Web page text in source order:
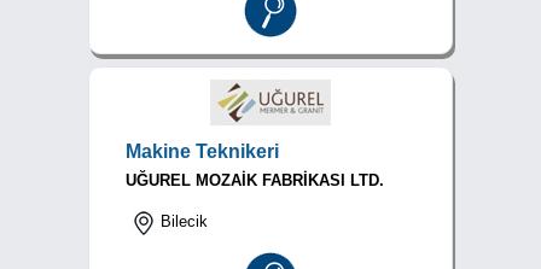
Makine Teknikeri
UĞUREL MOZAİK FABRİKASI LTD.
Bilecik